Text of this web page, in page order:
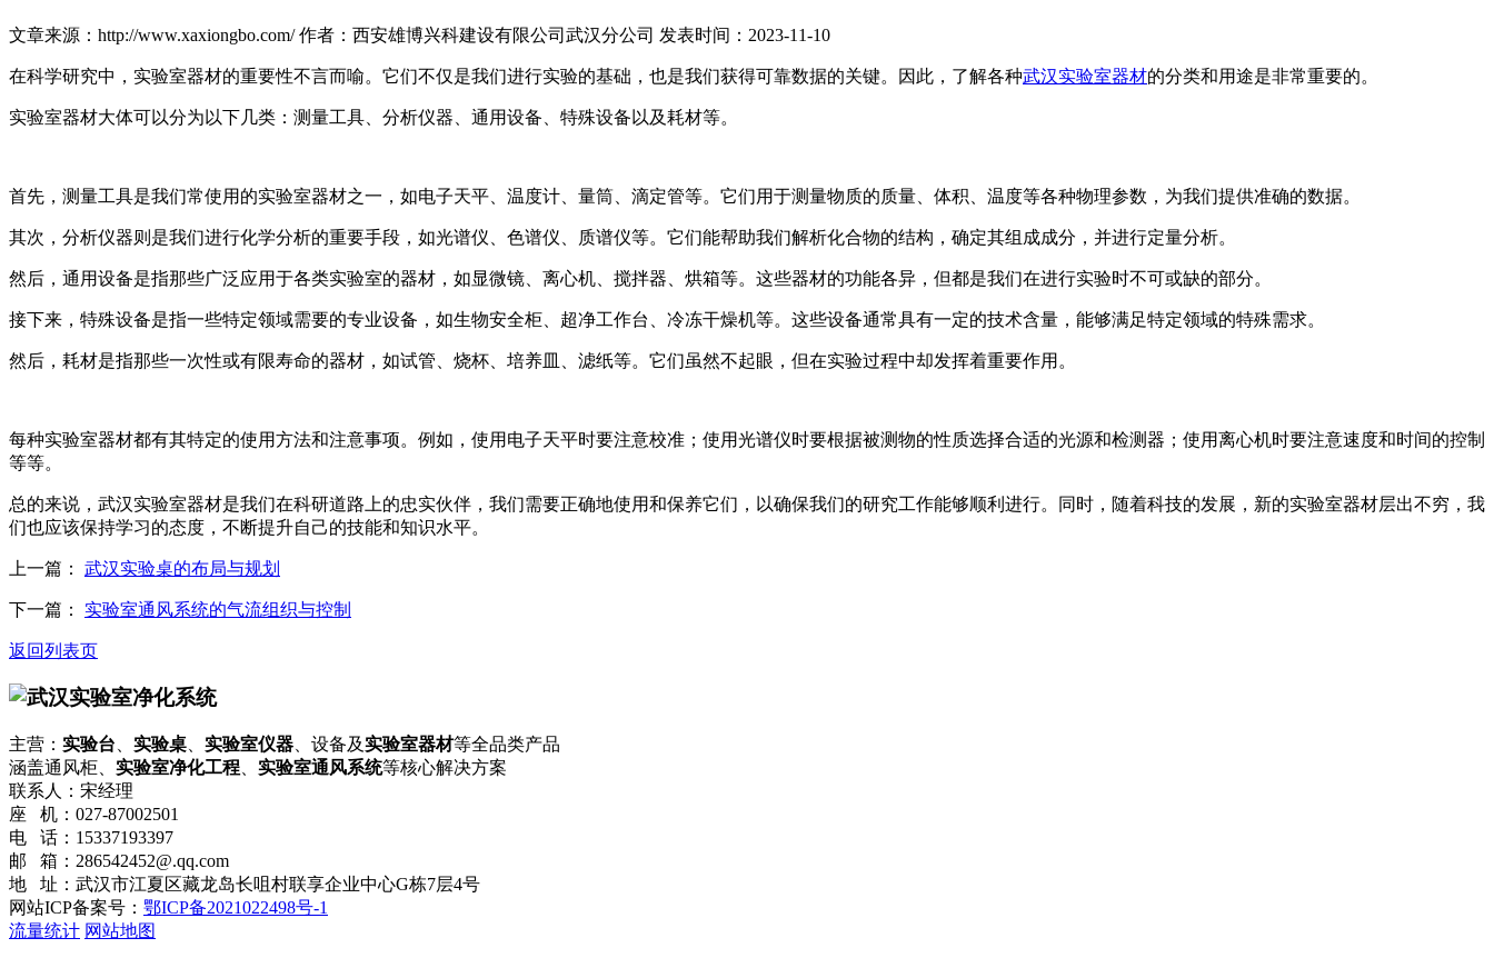
文章来源：http://www.xaxiongbo.com/ 作者：西安雄博兴科建设有限公司武汉分公司 发表时间：2023-11-10
在科学研究中，实验室器材的重要性不言而喻。它们不仅是我们进行实验的基础，也是我们获得可靠数据的关键。因此，了解各种武汉实验室器材的分类和用途是非常重要的。
实验室器材大体可以分为以下几类：测量工具、分析仪器、通用设备、特殊设备以及耗材等。
首先，测量工具是我们常使用的实验室器材之一，如电子天平、温度计、量筒、滴定管等。它们用于测量物质的质量、体积、温度等各种物理参数，为我们提供准确的数据。
其次，分析仪器则是我们进行化学分析的重要手段，如光谱仪、色谱仪、质谱仪等。它们能帮助我们解析化合物的结构，确定其组成成分，并进行定量分析。
然后，通用设备是指那些广泛应用于各类实验室的器材，如显微镜、离心机、搅拌器、烘箱等。这些器材的功能各异，但都是我们在进行实验时不可或缺的部分。
接下来，特殊设备是指一些特定领域需要的专业设备，如生物安全柜、超净工作台、冷冻干燥机等。这些设备通常具有一定的技术含量，能够满足特定领域的特殊需求。
然后，耗材是指那些一次性或有限寿命的器材，如试管、烧杯、培养皿、滤纸等。它们虽然不起眼，但在实验过程中却发挥着重要作用。
每种实验室器材都有其特定的使用方法和注意事项。例如，使用电子天平时要注意校准；使用光谱仪时要根据被测物的性质选择合适的光源和检测器；使用离心机时要注意速度和时间的控制
等等。
总的来说，武汉实验室器材是我们在科研道路上的忠实伙伴，我们需要正确地使用和保养它们，以确保我们的研究工作能够顺利进行。同时，随着科技的发展，新的实验室器材层出不穷，我
们也应该保持学习的态度，不断提升自己的技能和知识水平。
上一篇： 武汉实验桌的布局与规划
下一篇： 实验室通风系统的气流组织与控制
返回列表页
主营： 实验台 实验桌 实验室仪器 、设备及实验室器材等全品类产品
涵盖通风柜、 实验室净化工程 实验室通风系统等核心解决方案
联系人：宋经理
座 机：027-87002501
电 话：15337193397
邮 箱：286542452@.qq.com
地 址：武汉市江夏区藏龙岛长咀村联享企业中心G栋7层4号
网站ICP备案号： 鄂ICP备2021022498号-1
流量统计 网站地图